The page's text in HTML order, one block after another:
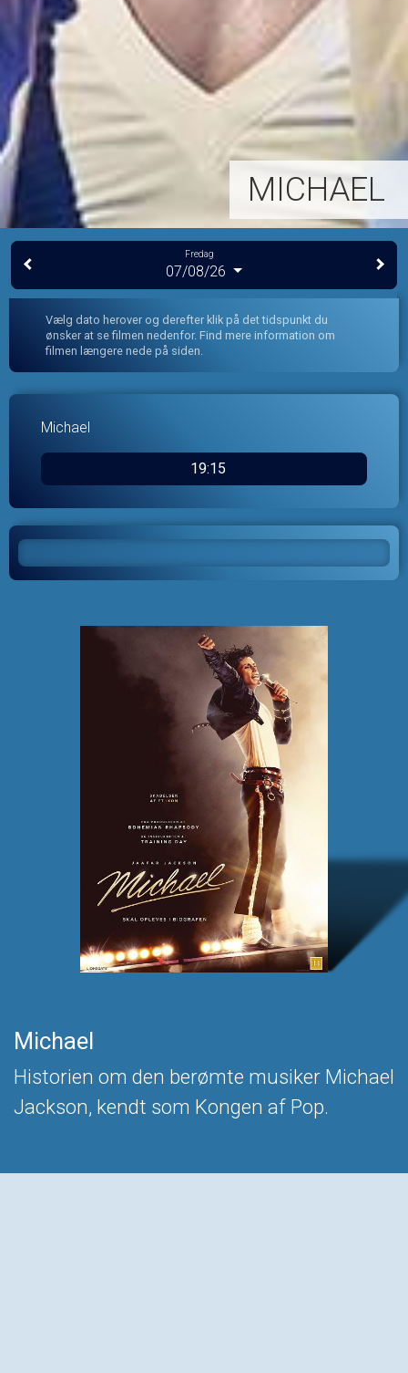
MICHAEL
Fredag
07/08/26
Vælg dato herover og derefter klik på det tidspunkt du
ønsker at se filmen nedenfor. Find mere information om
filmen længere nede på siden.
Michael
19:15
Michael
Historien om den berømte musiker Michael
Jackson, kendt som Kongen af Pop.